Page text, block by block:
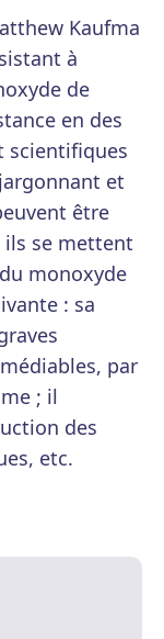
Kaufma
à
de
en des
scientifiques
et
être
ils se mettent
monoxyde
: sa
par
; il
des
etc.